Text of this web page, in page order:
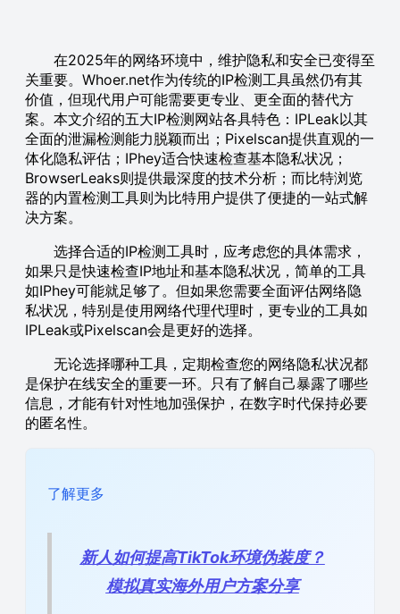
在2025年的网络环境中，维护隐私和安全已变得至
关重要。Whoer.net作为传统的IP检测工具虽然仍有其
价值，但现代用户可能需要更专业、更全面的替代方
案。本文介绍的五大IP检测网站各具特色：IPLeak以其
全面的泄漏检测能力脱颖而出；Pixelscan提供直观的一
体化隐私评估；IPhey适合快速检查基本隐私状况；
BrowserLeaks则提供最深度的技术分析；而比特浏览
器的内置检测工具则为比特用户提供了便捷的一站式解
决方案。
选择合适的IP检测工具时，应考虑您的具体需求，
如果只是快速检查IP地址和基本隐私状况，简单的工具
如IPhey可能就足够了。但如果您需要全面评估网络隐
私状况，特别是使用网络代理代理时，更专业的工具如
IPLeak或Pixelscan会是更好的选择。
无论选择哪种工具，定期检查您的网络隐私状况都
是保护在线安全的重要一环。只有了解自己暴露了哪些
信息，才能有针对性地加强保护，在数字时代保持必要
的匿名性。
了解更多
新人如何提高TikTok环境伪装度？
模拟真实海外用户方案分享